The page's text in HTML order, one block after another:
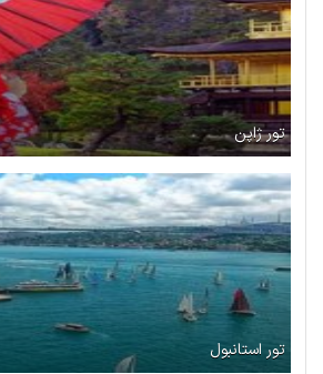
تور ژاپن
تور استانبول